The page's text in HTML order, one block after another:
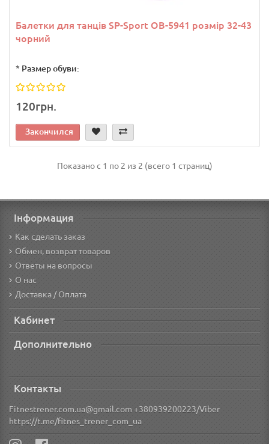
Балетки для танців SP-Sport OB-5941 розмір 32-43
чорний
* Размер обуви:
120грн.
Закончился
Показано с 1 по 2 из 2 (всего 1 страниц)
Інформация
Как сделать заказ
Обмен, возврат товаров
Ответы на вопросы
О нас
Доставка / Оплата
Кабинет
Дополнительно
Контакты
Fitnestrener.com.ua@gmail.com +380939200223/Viber
https://t.me/fitnes_trener_com_ua